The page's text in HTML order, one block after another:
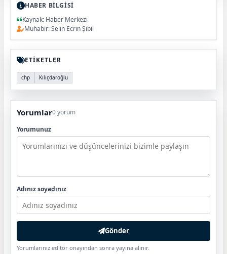
HABER BİLGİSİ
Kaynak: Haber Merkezi
Muhabir: Selin Ecrin Şibil
ETİKETLER
chp Kılıçdaroğlu
Yorumlar0 yorum
Yorumunuz
Adınız soyadınız
Gönder
Yorumlarınız editör onayından sonra yayına alınır.